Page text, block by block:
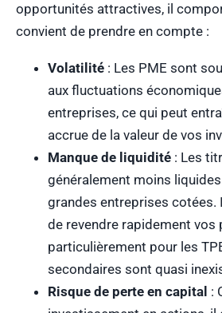
opportunités attractives, il
convient de prendre en compte :
Volatilité : Les PME sont
aux fluctuations
entreprises, ce qui peut
accrue de la valeur de vos
Manque de liquidité : Les
généralement moins
grandes entreprises
de revendre rapidement vos
particulièrement pour les
secondaires sont quasi
Risque de perte en capital :